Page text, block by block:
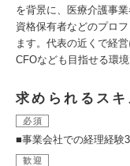
を背景に、医療介護事
資格保有者などのプロ
ます。代表の近くで経
CFOなども目指せる環境
求められるスキ
必須
■事業会社での経理経験
歓迎